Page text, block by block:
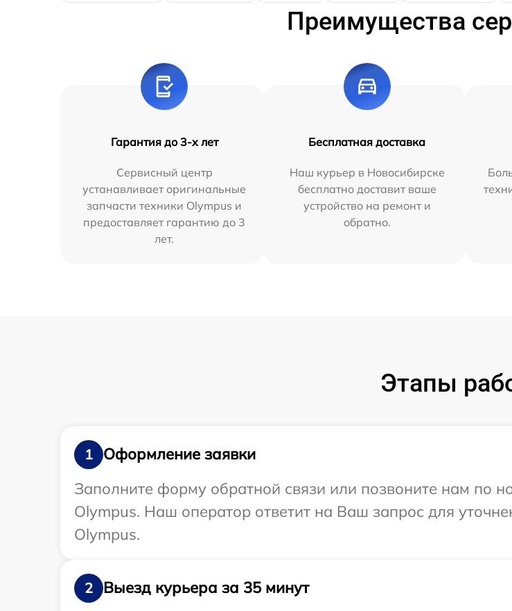
Преимущества
Гарантия до 3-х лет
Сервисный центр
устанавливает оригинальные
запчасти техники Olympus и
предоставляет гарантию до 3
лет.
Бесплатная доставка
Наш курьер в Новосибирске
бесплатно доставит ваше
устройство на ремонт и
обратно.
Этапы
1
Оформление заявки
Заполните форму обратной связи или позвоните нам по
Olympus. Наш оператор ответит на Ваш запрос для
Olympus.
2
Выезд курьера за 35 минут